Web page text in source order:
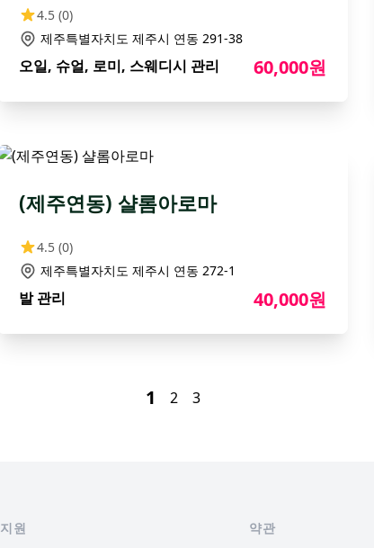
4.5 (0)
제주특별자치도 제주시 연동 291-38
오일, 슈얼, 로미, 스웨디시 관리 60,000원
(제주연동) 샬롬아로마
4.5 (0)
제주특별자치도 제주시 연동 272-1
발 관리 40,000원
1 2 3
지원 약관